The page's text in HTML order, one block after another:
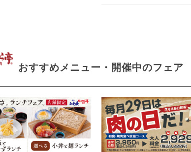
おすすめメニュー・開催中のフェア